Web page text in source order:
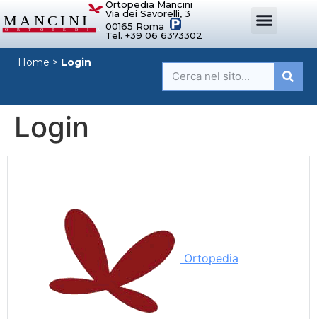
Ortopedia Mancini
Via dei Savorelli, 3
00165 Roma
Tel. +39 06 6373302
Home > Login
Login
Ortopedia